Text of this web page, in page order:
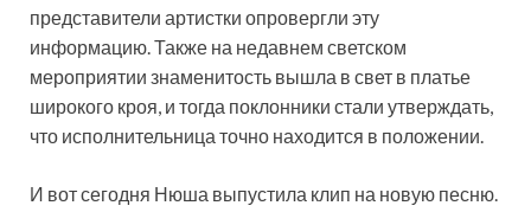
представители артистки опровергли эту
информацию. Также на недавнем светском
мероприятии знаменитость вышла в свет в платье
широкого кроя, и тогда поклонники стали утверждать,
что исполнительница точно находится в положении.
И вот сегодня Нюша выпустила клип на новую песню.